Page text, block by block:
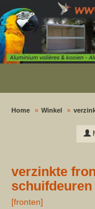
Home Winkel
verzinkte
schuifdeuren
[fronten]